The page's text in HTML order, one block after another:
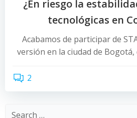
¿En riesgo la
tecnológicas en
Acabamos de participar de
versión en la ciudad de
2
Search